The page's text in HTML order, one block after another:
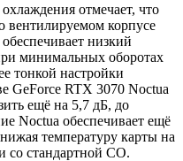
отмечает, что
вентилируемом корпусе
низкий
минимальных оборотах
тонкой настройки
GeForce RTX 3070 Noctua
ещё на 5,7 дБ, до
Noctua обеспечивает ещё
температуру карты на
со стандартной СО.